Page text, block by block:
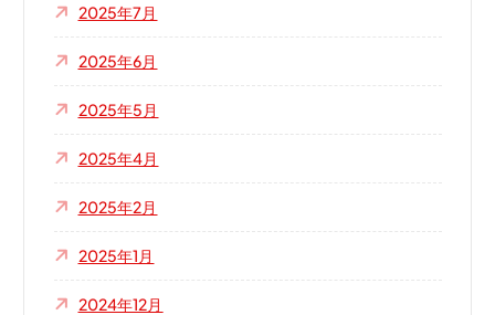
2025年7月
2025年6月
2025年5月
2025年4月
2025年2月
2025年1月
2024年12月